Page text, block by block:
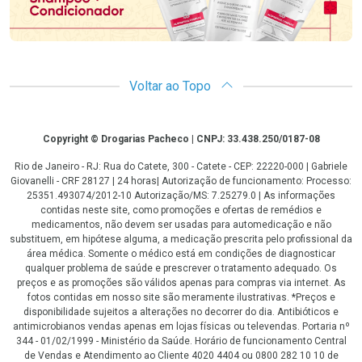
Voltar ao Topo
CopyrightCopyright © Drogarias Pacheco | CNPJ: 33.438.250/0187-08
Rio de Janeiro - RJ: Rua do Catete, 300 - Catete - CEP: 22220-000 | Gabriele
Giovanelli - CRF 28127 | 24 horas| Autorização de funcionamento: Processo:
25351.493074/2012-10 Autorização/MS: 7.25279.0 | As informações
contidas neste site, como promoções e ofertas de remédios e
medicamentos, não devem ser usadas para automedicação e não
substituem, em hipótese alguma, a medicação prescrita pelo profissional da
área médica. Somente o médico está em condições de diagnosticar
qualquer problema de saúde e prescrever o tratamento adequado. Os
preços e as promoções são válidos apenas para compras via internet. As
fotos contidas em nosso site são meramente ilustrativas. *Preços e
disponibilidade sujeitos a alterações no decorrer do dia. Antibióticos e
antimicrobianos vendas apenas em lojas físicas ou televendas. Portaria nº
344 - 01/02/1999 - Ministério da Saúde. Horário de funcionamento Central
de Vendas e Atendimento ao Cliente 4020 4404 ou 0800 282 10 10 de